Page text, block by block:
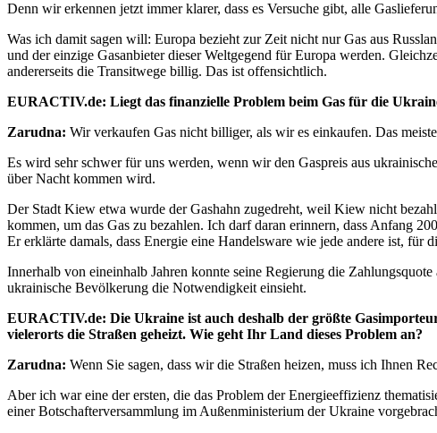
Denn wir erkennen jetzt immer klarer, dass es Versuche gibt, alle
Was ich damit sagen will: Europa bezieht zur Zeit nicht nur Gas aus
und der einzige Gasanbieter dieser Weltgegend für Europa werden.
andererseits die Transitwege billig. Das ist offensichtlich.
EURACTIV.de: Liegt das finanzielle Problem beim Gas für die
Zarudna: Wir verkaufen Gas nicht billiger, als wir es einkaufen. Das
Es wird sehr schwer für uns werden, wenn wir den Gaspreis aus
über Nacht kommen wird.
Der Stadt Kiew etwa wurde der Gashahn zugedreht, weil Kiew nicht
kommen, um das Gas zu bezahlen. Ich darf daran erinnern, dass Anfang
Er erklärte damals, dass Energie eine Handelsware wie jede andere ist, für
Innerhalb von eineinhalb Jahren konnte seine Regierung die
ukrainische Bevölkerung die Notwendigkeit einsieht.
EURACTIV.de: Die Ukraine ist auch deshalb der größte
vielerorts die Straßen geheizt. Wie geht Ihr Land dieses Problem an?
Zarudna: Wenn Sie sagen, dass wir die Straßen heizen, muss ich Ihnen
Aber ich war eine der ersten, die das Problem der Energieeffizienz
einer Botschafterversammlung im Außenministerium der Ukraine